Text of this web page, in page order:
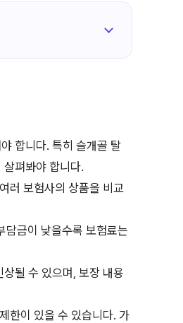
합니다. 특히 슬개골 탈
펴봐야 합니다.
러 보험사의 상품을 비교
담금이 낮을수록 보험료는
될 수 있으며, 보장 내용
한이 있을 수 있습니다. 가